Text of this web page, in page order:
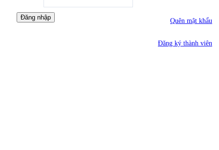
Đăng nhập Quên mật khẩu
Đăng ký thành viên